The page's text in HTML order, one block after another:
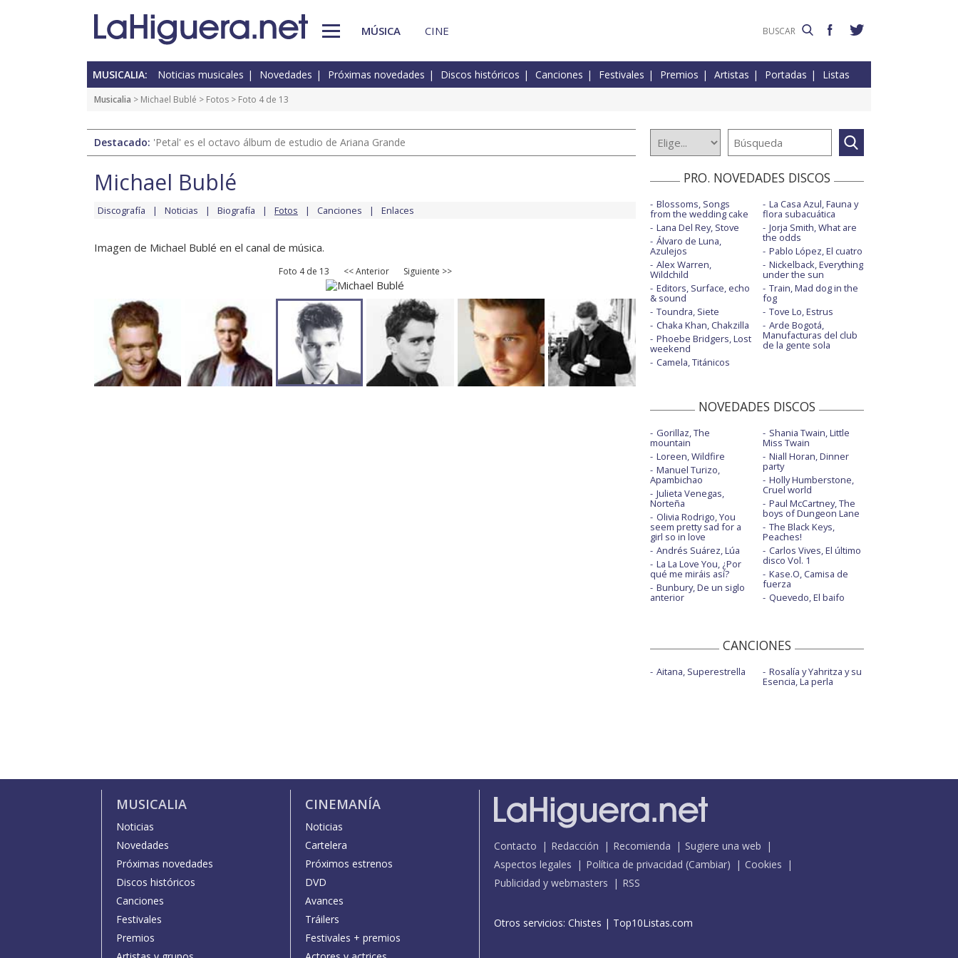
MÚSICA CINE
MUSICALIA: Noticias musicales Novedades Próximas novedades Discos históricos Canciones Festivales Premios Artistas Portadas Listas
Musicalia > Michael Bublé > Fotos > Foto 4 de 13
Destacado: 'Petal' es el octavo álbum de estudio de Ariana Grande
Michael Bublé
Discografía Noticias Biografía Fotos Canciones Enlaces
Imagen de Michael Bublé en el canal de música.
Foto 4 de 13 << Anterior Siguiente >>
PRO. NOVEDADES DISCOS
Blossoms, Songs
from the wedding cake
Lana Del Rey, Stove
Álvaro de Luna,
Azulejos
Alex Warren,
Wildchild
Editors, Surface, echo
& sound
Toundra, Siete
Chaka Khan, Chakzilla
Phoebe Bridgers, Lost
weekend
Camela, Titánicos
La Casa Azul, Fauna y
flora subacuática
Jorja Smith, What are
the odds
Pablo López, El cuatro
Nickelback, Everything
under the sun
Train, Mad dog in the
fog
Tove Lo, Estrus
Arde Bogotá,
Manufacturas del club
de la gente sola
NOVEDADES DISCOS
Gorillaz, The
mountain
Loreen, Wildfire
Manuel Turizo,
Apambichao
Julieta Venegas,
Norteña
Olivia Rodrigo, You
seem pretty sad for a
girl so in love
Andrés Suárez, Lúa
La La Love You, ¿Por
qué me miráis así?
Bunbury, De un siglo
anterior
Shania Twain, Little
Miss Twain
Niall Horan, Dinner
party
Holly Humberstone,
Cruel world
Paul McCartney, The
boys of Dungeon Lane
The Black Keys,
Peaches!
Carlos Vives, El último
disco Vol. 1
Kase.O, Camisa de
fuerza
Quevedo, El baifo
CANCIONES
Aitana, Superestrella Rosalía y Yahritza y su
Esencia, La perla
MUSICALIA
Noticias
Novedades
Próximas novedades
Discos históricos
Canciones
Festivales
Premios
CINEMANÍA
Noticias
Cartelera
Próximos estrenos
DVD
Avances
Tráilers
Festivales + premios
Contacto Redacción Recomienda
Sugiere una web
Aspectos legales
Política de privacidad (Cambiar)
Cookies
Publicidad y webmasters
RSS
Otros servicios: Chistes | Top10Listas.com